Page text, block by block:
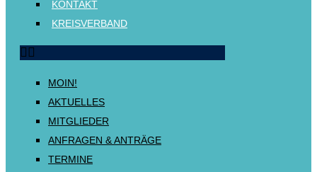
KONTAKT
KREISVERBAND
MOIN!
AKTUELLES
MITGLIEDER
ANFRAGEN & ANTRÄGE
TERMINE